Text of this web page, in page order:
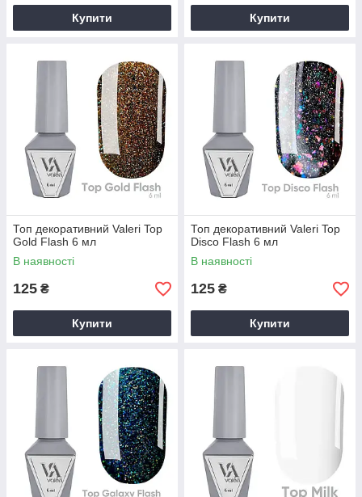
Купити Купити
Топ декоративний Valeri Top
Gold Flash 6 мл
В наявності
125 ₴
Купити
Топ декоративний Valeri Top
Disco Flash 6 мл
В наявності
125 ₴
Купити